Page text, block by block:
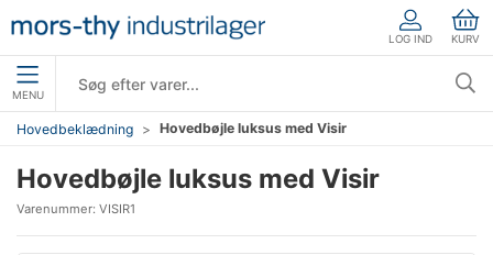
LOG IND KURV
MENU
Hovedbeklædning Hovedbøjle luksus med Visir
Hovedbøjle luksus med Visir
Varenummer: VISIR1